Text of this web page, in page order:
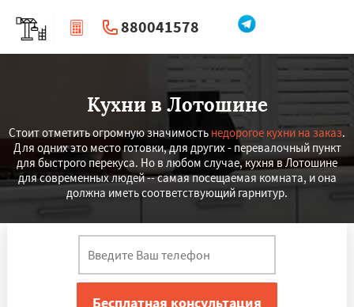
880041578
| Перезвоните мне
Кухни в Лотошине
Стоит отметить огромную значимость недорогое кухни на заказ.
Для одних это место готовки, для других - перевалочный пункт
для быстрого перекуса. Но в любом случае, кухня в Лотошине
для современных людей -- самая посещаемая комната, и она
должна иметь соответствующий гарнитур.